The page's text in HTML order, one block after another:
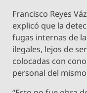
Francisco Reyes
explicó que la
fugas internas de
ilegales, lejos de
colocadas con
personal del